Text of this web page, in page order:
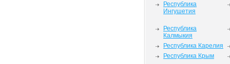
Республика
Ингушетия
Республика
Калмыкия
Республика Карелия
Республика Крым